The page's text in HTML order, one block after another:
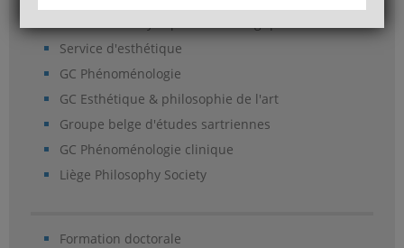
Service d'esthétique
GC Phénoménologie
GC Esthétique & philosophie de l'art
Groupe belge d'études sartriennes
GC Phénoménologie clinique
Liège Philosophy Society
Formation doctorale